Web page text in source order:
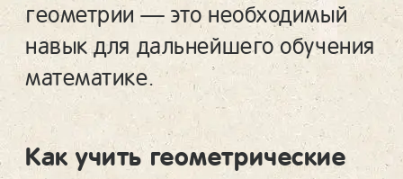
геометрии — это необходимый
навык для дальнейшего обучения
математике.
Как учить геометрические